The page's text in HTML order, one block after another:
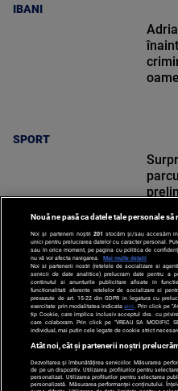
IBANI
SPORT
SPORT
Nouă ne pasă ca datele tale personale
Noi și partenerii noștri 201 stocăm și/sau accesăm
unici pentru prelucrarea datelor cu caracter personal.
sau în orice moment, pe pagina cu politica de
nu vă vor afecta navigarea.
Mai multe detalii
Noi si partenerii nostri (retelele de socializare si
servicii de date analitice) prelucram date pentru a
continutul si anunturile publicitare afisate in
functionalitati aferente retelelor de socializare si
prevazute de art. 15-22 din GDPR in legatura cu
exercitate prin modalitatea indicataaici . Prin click pe
tip Cookie, care implica inclusiv acceptul dvs. cu
care colaboram. Prin click pe “VREAU SA MODIFIC
individual, mai putin cele legate de cookie strict
Atât noi, cât și partenerii noștri
Dezvoltarea și îmbunătățirea serviciilor. Măsurarea
de pe un dispozitiv. Utilizarea profilurilor pentru
personalizat. Utilizarea profilurilor pentru selectarea
personalizată. Măsurarea performanței conținutului.